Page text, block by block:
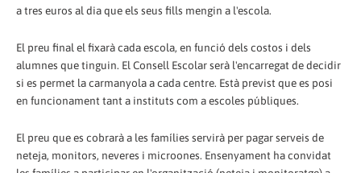
a tres euros al dia que els seus fills mengin a l'escola.
El preu final el fixarà cada escola, en funció dels costos i dels
alumnes que tinguin. El Consell Escolar serà l'encarregat de decidir
si es permet la carmanyola a cada centre. Està previst que es posi
en funcionament tant a instituts com a escoles públiques.
El preu que es cobrarà a les famílies servirà per pagar serveis de
neteja, monitors, neveres i microones. Ensenyament ha convidat